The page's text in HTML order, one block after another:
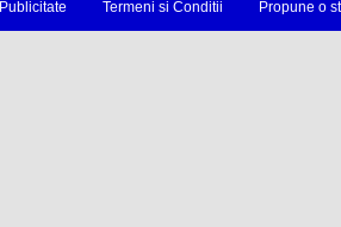
Publicitate Termeni si Conditii Propune o